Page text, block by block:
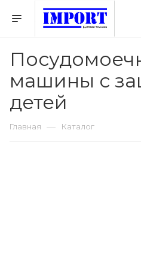
машины с
детей
Главная — Каталог